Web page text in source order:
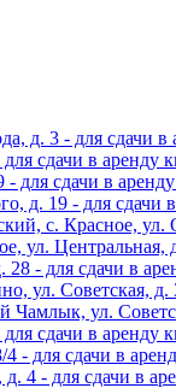
д. 3 - для сдачи
сдачи в аренду
- для сдачи в
д. 19 - для сдачи
с. Красное, ул.
ул. Центральная,
28 - для сдачи в
ул. Советская,
ул.
сдачи в аренду
- для сдачи в
4 - для сдачи в